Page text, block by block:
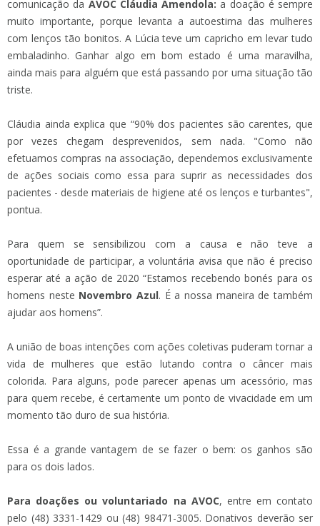
comunicação da AVOC Cláudia Amendola:a doação é sempre
muito importante, porque levanta a autoestima das mulheres
com lenços tão bonitos. A Lúcia teve um capricho em levar tudo
embaladinho. Ganhar algo em bom estado é uma maravilha,
ainda mais para alguém que está passando por uma situação tão
triste.
Cláudia ainda explica que “90% dos pacientes são carentes, que
por vezes chegam desprevenidos, sem nada. "Como não
efetuamos compras na associação, dependemos exclusivamente
de ações sociais como essa para suprir as necessidades dos
pacientes - desde materiais de higiene até os lenços e turbantes",
pontua.
Para quem se sensibilizou com a causa e não teve a
oportunidade de participar, a voluntária avisa que não é preciso
esperar até a ação de 2020 “Estamos recebendo bonés para os
homens neste Novembro Azul. É a nossa maneira de também
ajudar aos homens”.
A união de boas intenções com ações coletivas puderam tornar a
vida de mulheres que estão lutando contra o câncer mais
colorida. Para alguns, pode parecer apenas um acessório, mas
para quem recebe, é certamente um ponto de vivacidade em um
momento tão duro de sua história.
Essa é a grande vantagem de se fazer o bem: os ganhos são
para os dois lados.
Para doações ou voluntariado na AVOC, entre em contato
pelo (48) 3331-1429 ou (48) 98471-3005. Donativos deverão ser